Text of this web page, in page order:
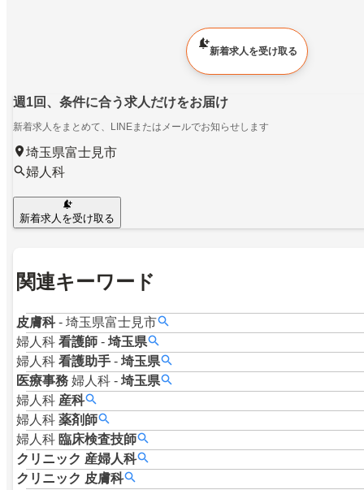
新着求人を受け取る
週1回、条件に合う求人だけをお届け
新着求人をまとめて、LINEまたはメールでお知らせします
埼玉県富士見市
婦人科
新着求人を受け取る
関連キーワード
皮膚科 - 埼玉県富士見市
婦人科 看護師 - 埼玉県
婦人科 看護助手 - 埼玉県
医療事務 婦人科 - 埼玉県
婦人科 産科
婦人科 薬剤師
婦人科 臨床検査技師
クリニック 産婦人科
クリニック 皮膚科